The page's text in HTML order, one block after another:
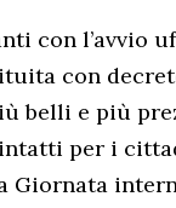
con l’avvio
con
belli e più
per i
Giornata